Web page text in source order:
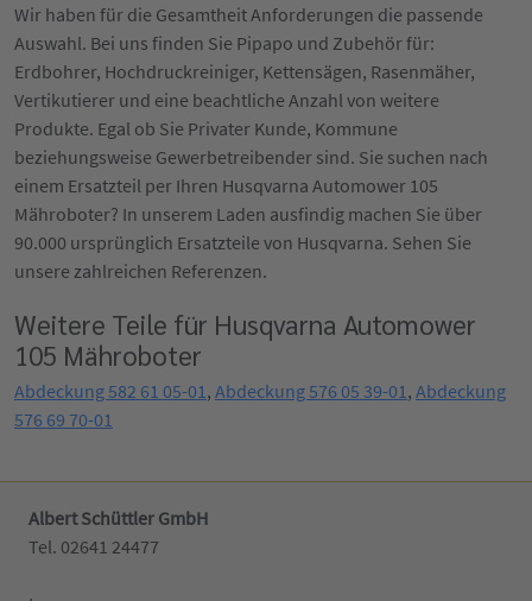
Wir haben für die Gesamtheit Anforderungen die passende
Auswahl. Bei uns finden Sie Pipapo und Zubehör für:
Erdbohrer, Hochdruckreiniger, Kettensägen, Rasenmäher,
Vertikutierer und eine beachtliche Anzahl von weitere
Produkte. Egal ob Sie Privater Kunde, Kommune
beziehungsweise Gewerbetreibender sind. Sie suchen nach
einem Ersatzteil per Ihren Husqvarna Automower 105
Mähroboter? In unserem Laden ausfindig machen Sie über
90.000 ursprünglich Ersatzteile von Husqvarna. Sehen Sie
unsere zahlreichen Referenzen.
Weitere Teile für Husqvarna Automower
105 Mähroboter
Abdeckung 582 61 05-01 , Abdeckung 576 05 39-01 , Abdeckung
576 69 70-01
Albert Schüttler GmbH
Tel. 02641 24477‬